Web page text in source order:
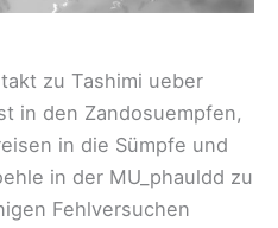
zu Tashimi ueber
in den Zandosuempfen,
in die Sümpfe und
in der MU_phauldd zu
Fehlversuchen